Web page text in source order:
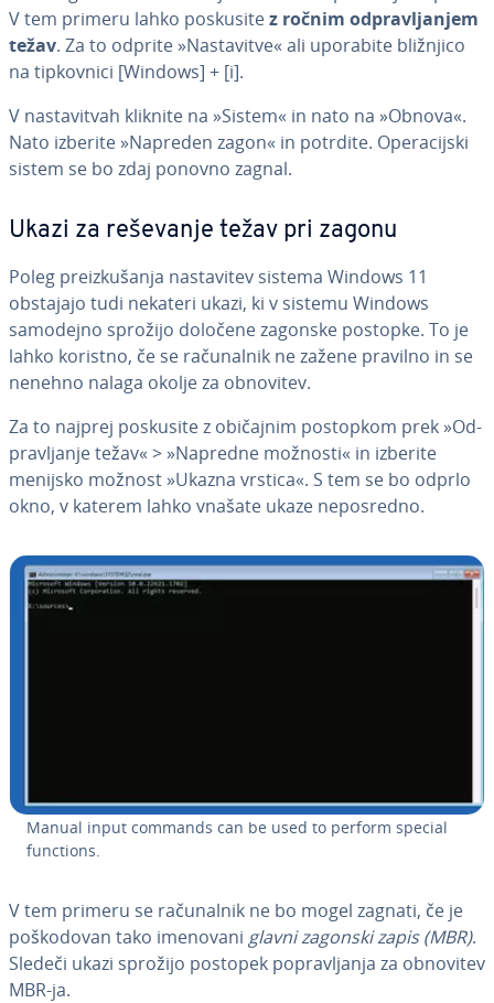
V tem primeru lahko poskusitez ročnim od­pra­vlja­njem
težav. Za to odprite »Na­sta­vi­tve« ali uporabite bližnjico
na tip­kov­ni­ci [Windows] + [i].
V na­sta­vi­tvah kliknite na »Sistem« in nato na »Obnova«.
Nato izberite »Napreden zagon« in potrdite. Ope­ra­cij­ski
sistem se bo zdaj ponovno zagnal.
Ukazi za reševanje težav pri zagonu
Poleg pre­iz­ku­ša­nja na­sta­vi­tev sistema Windows 11
obstajajo tudi nekateri ukazi, ki v sistemu Windows
samodejno sprožijo določene zagonske postopke. To je
lahko koristno, če se ra­ču­nal­nik ne zažene pravilno in se
nenehno nalaga okolje za obnovitev.
Za to najprej poskusite z običajnim postopkom prek »Od­
pra­vlja­nje težav« > »Napredne možnosti« in izberite
menijsko možnost »Ukazna vrstica«. S tem se bo odprlo
okno, v katerem lahko vnašate ukaze ne­po­sre­dno.
Manual input commands can be used to perform special
functions.
V tem primeru se ra­ču­nal­nik ne bo mogel zagnati, če je
po­ško­do­van tako imenovani glavni zagonski zapis (MBR).
Sledeči ukazi sprožijo postopek po­pra­vlja­nja za obnovitev
MBR-ja.